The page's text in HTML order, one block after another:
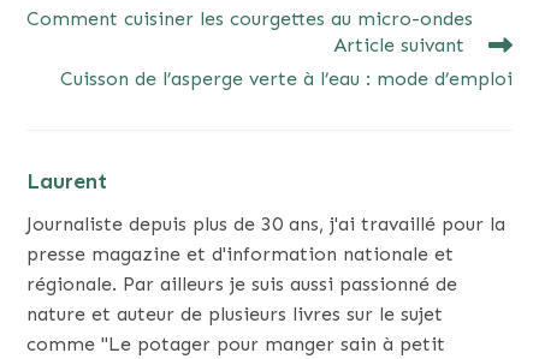
ARTICLES
Comment cuisiner les courgettes au micro-ondes
Article suivant
Cuisson de l’asperge verte à l’eau : mode d’emploi
Laurent
Journaliste depuis plus de 30 ans, j'ai travaillé pour la
presse magazine et d'information nationale et
régionale. Par ailleurs je suis aussi passionné de
nature et auteur de plusieurs livres sur le sujet
comme "Le potager pour manger sain à petit